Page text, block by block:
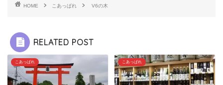
HOME こあっぱれ V6の木
RELATED POST
こあっぱれ こあっぱれ